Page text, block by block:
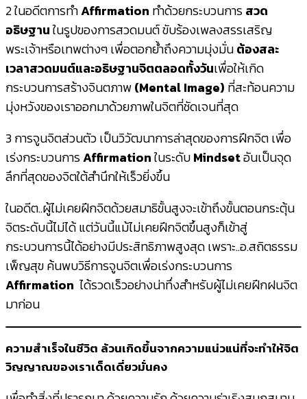
2 ในอดีตการทำAffirmation ทำด้วยกระบวนการสวด
อธิษฐานในรูปของการสวดมนต์ ขับร้องเพลงสรรเสริญ
พระเจ้าหรือเทพต่างๆ เพื่อตอกย้ำถึงความมุ่งมั่นต้องสละ
เวลาสวดมนต์และอธิษฐานจิตตลอดทั้งวันเพื่อให้เกิด
กระบวนการสร้างจินตภาพ(Mental Image) ที่สะท้อนความ
มุ่งหวังของเราออกมาด้วยภาพในจิตที่ชัดเจนที่สุด
3 การจูนจิตส่วนตัว เป็นวิวัฒนาการล่าสุดของการฝึกจิต เพื่อ
เร่งกระบวนการAffirmationในระดับMindsetอันเป็นจุด
ลึกที่สุดของจิตใต้สำนึกให้เร็วยิ่งขึ้น
ในอดีต..ผู้ไม่เคยฝึกจิตด้วยสมาธิขั้นสูงจะเข้าถึงขั้นตอนกระตุ้น
จิตระดับนี้ไม่ได้ แต่วันนี้แม้ไม่เคยฝึกจิตขึ้นสูงก็เข้าสู่
กระบวนการนี้ได้อย่างมีประสิทธิภาพสูงสุด เพราะ..อ.สถิตธรรม
เพ็ญสุข ค้นพบวิธีการจูนจิตเพื่อเร่งกระบวนการ
Affirmation ได้รวดเร็วอย่างน่าทึ่งสำหรับผู้ไม่เคยฝึกฝนจิต
มาก่อน
ความสำเร็จในชีวิต ล้วนเกิดขึ้นจากความแน่วแน่ที่จะทำให้จิต
วิญญาณของเราเด็ดเดี่ยวมั่นคง